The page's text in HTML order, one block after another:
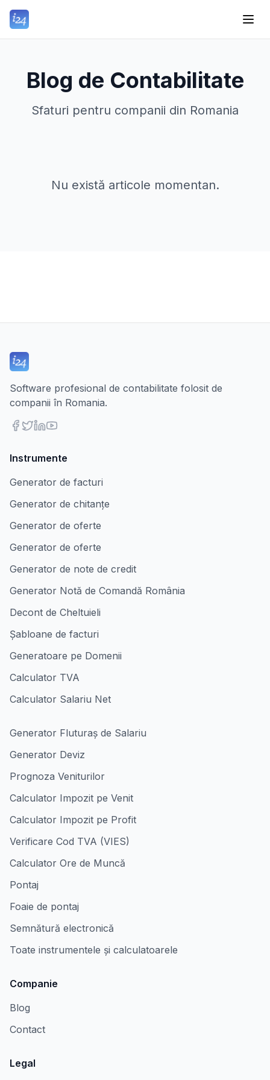
Blog de Contabilitate
Sfaturi pentru companii din Romania
Nu există articole momentan.
Software profesional de contabilitate folosit de
companii în Romania.
Instrumente
Generator de facturi
Generator de chitanțe
Generator de oferte
Generator de oferte
Generator de note de credit
Generator Notă de Comandă România
Decont de Cheltuieli
Șabloane de facturi
Generatoare pe Domenii
Calculator TVA
Calculator Salariu Net
Generator Fluturaș de Salariu
Generator Deviz
Prognoza Veniturilor
Calculator Impozit pe Venit
Calculator Impozit pe Profit
Verificare Cod TVA (VIES)
Calculator Ore de Muncă
Pontaj
Foaie de pontaj
Semnătură electronică
Toate instrumentele și calculatoarele
Companie
Blog
Contact
Legal